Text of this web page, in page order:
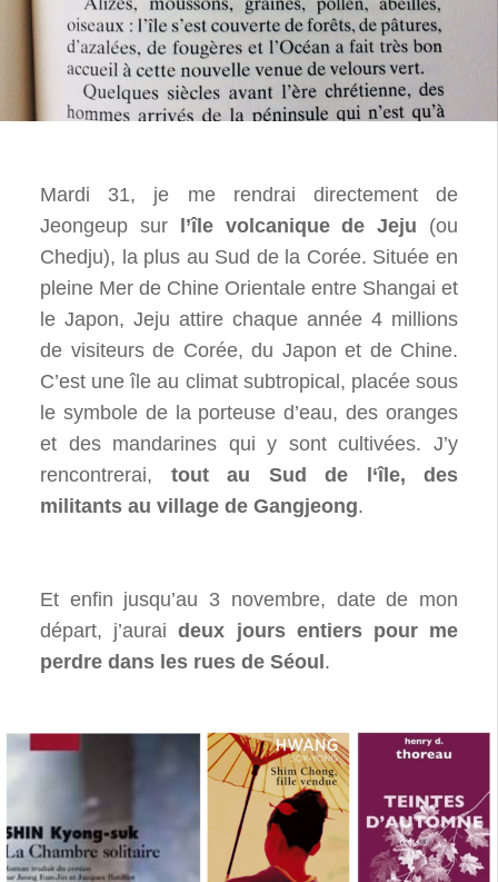
Mardi 31, je me rendrai directement de
Jeongeup sur l’île volcanique de Jeju (ou
Chedju), la plus au Sud de la Corée. Située en
pleine Mer de Chine Orientale entre Shangai et
le Japon, Jeju attire chaque année 4 millions
de visiteurs de Corée, du Japon et de Chine.
C’est une île au climat subtropical, placée sous
le symbole de la porteuse d’eau, des oranges
et des mandarines qui y sont cultivées. J’y
rencontrerai, tout au Sud de l‘île, des
militants au village de Gangjeong.
Et enfin jusqu’au 3 novembre, date de mon
départ, j’auraideux jours entiers pour me
perdre dans les rues de Séoul.